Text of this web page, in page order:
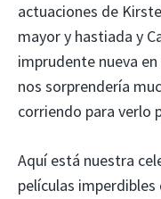
actuaciones de
mayor y hastiada y
imprudente nueva
nos sorprendería
corriendo para verlo
Aquí está nuestra
películas